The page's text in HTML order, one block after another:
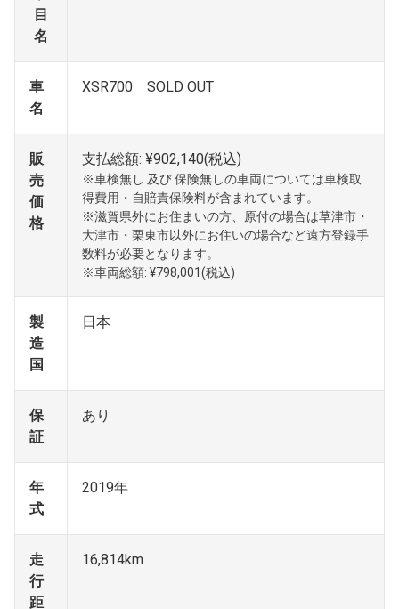
目
名
車
名
XSR700 SOLD OUT
販
売
価
格
支払総額: ¥902,140(税込)
※車検無し 及び 保険無しの車両については車検取
得費用・自賠責保険料が含まれています。
※滋賀県外にお住まいの方、原付の場合は草津市・
大津市・栗東市以外にお住いの場合など遠方登録手
数料が必要となります。
※車両総額: ¥798,001(税込)
製
造
国
日本
保
証
あり
年
式
2019年
走
行
距
16,814km